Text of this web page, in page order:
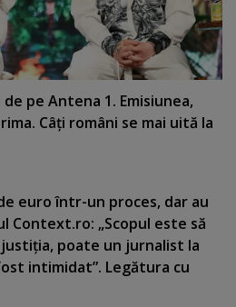
de pe Antena 1. Emisiunea,
Câţi români se mai uită la
euro într-un proces, dar au
Context.ro: „Scopul este să
poate un jurnalist la
intimidat”. Legătura cu